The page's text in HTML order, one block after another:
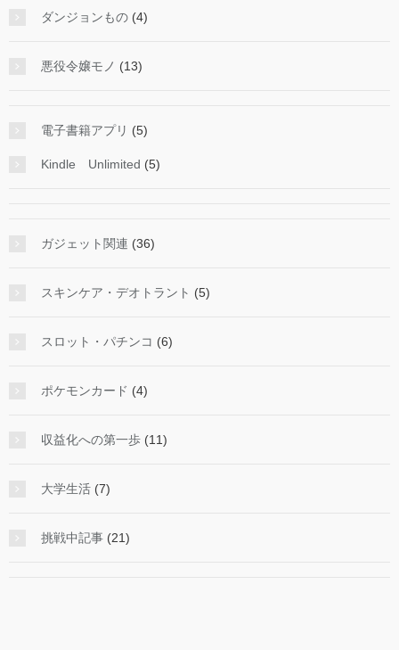
ダンジョンもの (4)
悪役令嬢モノ (13)
電子書籍アプリ (5)
Kindle Unlimited (5)
ガジェット関連 (36)
スキンケア・デオトラント (5)
スロット・パチンコ (6)
ポケモンカード (4)
収益化への第一歩 (11)
大学生活 (7)
挑戦中記事 (21)